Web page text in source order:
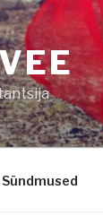
Sündmused